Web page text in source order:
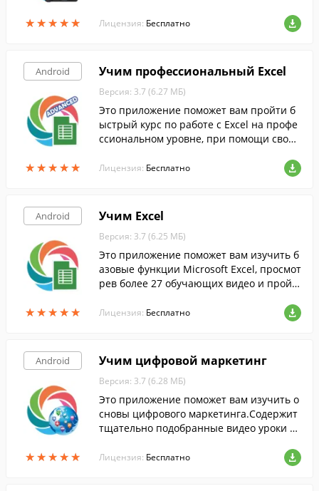
★★★★★
★★★★★ Лицензия: Бесплатно
Android
★★★★★
★★★★★
Учим профессиональный Excel
Версия: 3.7 (6.27 МБ)
Это приложение поможет вам пройти б
ыстрый курс по работе с Excel на профе
ссиональном уровне, при помощи своег
Лицензия: Бесплатно
Android
★★★★★
★★★★★
Учим Excel
Версия: 3.7 (6.25 МБ)
Это приложение поможет вам изучить б
азовые функции Microsoft Excel, просмот
рев более 27 обучающих видео и пройд
Лицензия: Бесплатно
Android
★★★★★
★★★★★
Учим цифровой маркетинг
Версия: 3.7 (6.28 МБ)
Это приложение поможет вам изучить о
сновы цифрового маркетинга.Содержит
тщательно подобранные видео уроки и
Лицензия: Бесплатно